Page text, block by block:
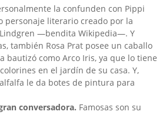
la confunden con Pippi
personaje literario creado por la
—bendita Wikipedia—. Y
también Rosa Prat posee un caballo
bautizó como Arco Iris, ya que lo tiene
en el jardín de su casa. Y,
le da botes de pintura para
conversadora. Famosas son su